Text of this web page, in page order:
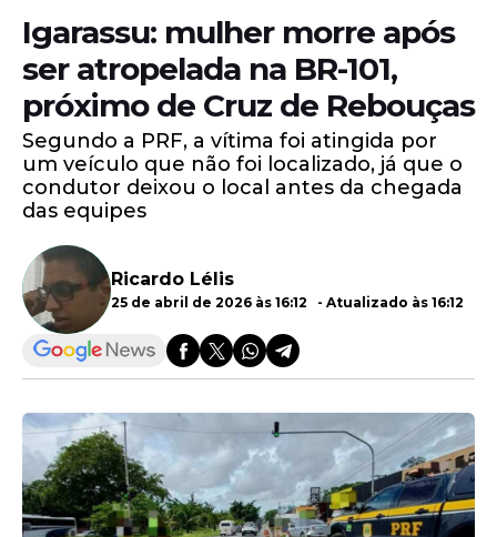
Igarassu: mulher morre após
ser atropelada na BR-101,
próximo de Cruz de Rebouças
Segundo a PRF, a vítima foi atingida por
um veículo que não foi localizado, já que o
condutor deixou o local antes da chegada
das equipes
Ricardo Lélis
25 de abril de 2026 às 16:12 - Atualizado às 16:12